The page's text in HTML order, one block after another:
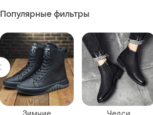
Популярные фильтры